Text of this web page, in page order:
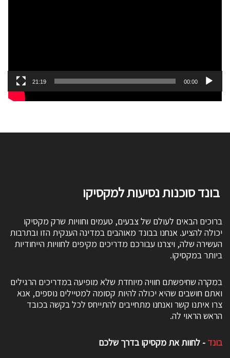
00:00
21:19
בונד סוכנות נסיעות למקסיקו
ברוכים הבאים לעולם של צבעים, טעמים וחוויות שרק מקסיקו
יכולה להציע. אנחנו בבונד מאוהבים במדינה הענקית הזו ובתרבות
העשירה שלה, ויצרנו עבורכם מדריכים מקיפים לחוויות הייחודיות
ביותר במקסיקו.
במקרה שחיפשתם חוויה מיוחדת שלא מופיעה במדריכים הרגילים
ואתם חושבים שהיא יכולה להיות קסומה למטיילים נוספים, אנא
צרו איתנו קשר ואנחנו מתחייבים להתייחס לכל בקשה בכובד
הראש הראוי לה.
בונד- לחוות את מקסיקו בדרך שלכם